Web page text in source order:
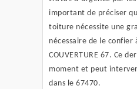
important de préciser
toiture nécessite une
nécessaire de le confier
COUVERTURE 67. Ce
moment et peut
dans le 67470.